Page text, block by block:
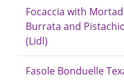
Focaccia with
Burrata and
(Lidl)
Fasole Bonduelle